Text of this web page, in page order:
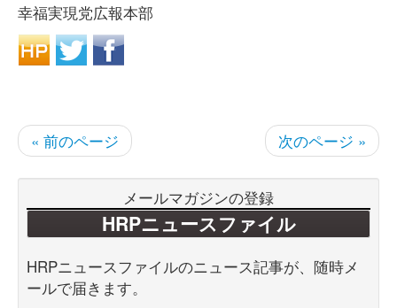
幸福実現党広報本部
« 前のページ 次のページ »
メールマガジンの登録
HRPニュースファイル
HRPニュースファイルのニュース記事が、随時メ
ールで届きます。